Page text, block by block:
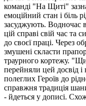
команді "На Щиті"
емоційний стан і біль
засуджують. Водночас
цій справі свій час та
до своєї праці. Через
змушені скласти
траурного кортежу.
перейняли цей досвід
полеглих Героїв до
справжня традиція
- йдеться у дописі.